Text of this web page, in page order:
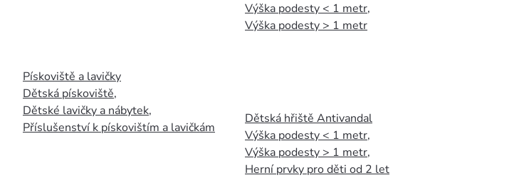
Pískoviště a lavičky
Dětská pískoviště,
Dětské lavičky a nábytek,
Příslušenství k pískovištím a lavičkám
Výška podesty < 1 metr,
Výška podesty > 1 metr
Dětská hřiště Antivandal
Výška podesty < 1 metr,
Výška podesty > 1 metr,
Herní prvky pro děti od 2 let